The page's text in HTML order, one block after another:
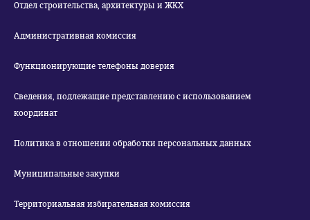
Отдел строительства, архитектуры и ЖКХ
Административная комиссия
Функционирующие телефоны доверия
Сведения, подлежащие представлению с использованием
координат
Политика в отношении обработки персональных данных
Муниципальные закупки
Территориальная избирательная комиссия